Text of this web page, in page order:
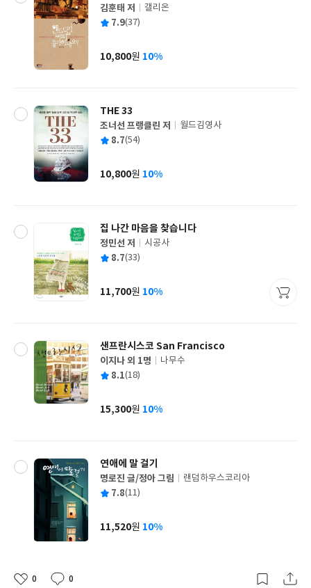
글
쓴
김훈태 저
출
사
갤리온
평 7.9(37)
가
10,800원 10%
THE 33
글
쓴
조너선 프랭클린 저
출
사
월드김영사
평 8.7(54)
가
10,800원 10%
집 나간 마음을 찾습니다
글
쓴
정민선 저
출
사
시공사
평 8.7(33)
가
11,700원 10%
샌프란시스코 San Francisco
글
쓴
이지나 외 1명
출
사
나무수
평 8.1(18)
가
15,300원 10%
연애에 말 걸기
글
쓴
명로진 글/정아 그림
출
사
랜덤하우스코리아
평 7.8(11)
가
11,520원 10%
좋
0
댓
0
작